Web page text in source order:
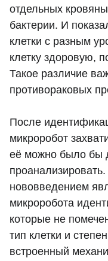
отдельных
бактерии. И
клетки с разным
клетку здоровую,
Такое различие
противораковых
После
микроробот
её можно было бы
нововведением
микроробота
которые не
тип клетки и
встроенный